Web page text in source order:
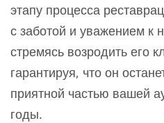
этапу процесса
с заботой и уважением к
стремясь возродить его
гарантируя, что он
приятной частью вашей
годы.